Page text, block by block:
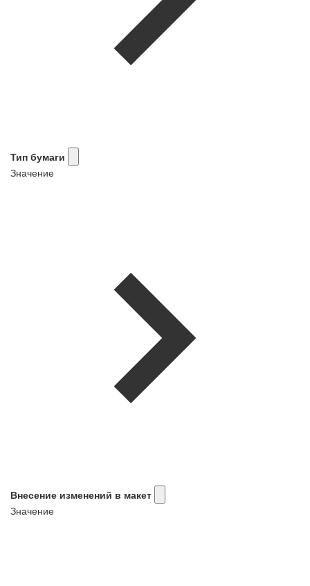
Тип бумаги
Значение
Внесение изменений в макет
Значение